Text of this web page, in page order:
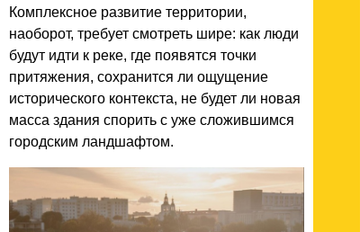
Комплексное развитие территории,
наоборот, требует смотреть шире: как люди
будут идти к реке, где появятся точки
притяжения, сохранится ли ощущение
исторического контекста, не будет ли новая
масса здания спорить с уже сложившимся
городским ландшафтом.